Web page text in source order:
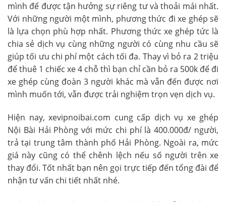
mình để được tận hưởng sự riêng tư và thoải mái nhất.
Với những người một mình, phương thức đi xe ghép sẽ
là lựa chọn phù hợp nhất. Phương thức xe ghép tức là
chia sẻ dịch vụ cùng những người có cùng nhu cầu sẽ
giúp tối ưu chi phí một cách tối đa. Thay vì bỏ ra 2 triệu
để thuê 1 chiếc xe 4 chỗ thì bạn chỉ cần bỏ ra 500k để đi
xe ghép cùng đoàn 3 người khác mà vẫn đến được nơi
mình muốn tới, vẫn được trải nghiệm trọn vẹn dịch vụ.
Hiện nay, xevipnoibai.com cung cấp dịch vụ xe ghép
Nội Bài Hải Phòng với mức chi phí là 400.000đ/ người,
trả tại trung tâm thành phố Hải Phòng. Ngoài ra, mức
giá này cũng có thể chênh lệch nếu số người trên xe
thay đổi. Tốt nhất bạn nên gọi trực tiếp đến tổng đài để
nhận tư vấn chi tiết nhất nhé.